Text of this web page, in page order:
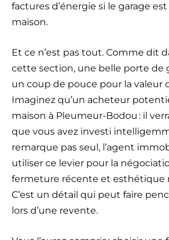
factures d’énergie si le garage
maison.
Et ce n’est pas tout. Comme dit
cette section, une belle porte de
un coup de pouce pour la valeur
Imaginez qu’un acheteur
maison à Pleumeur-Bodou : il
que vous avez investi
remarque pas seul, l’agent
utiliser ce levier pour la
fermeture récente et esthétique
C’est un détail qui peut faire
lors d’une revente.